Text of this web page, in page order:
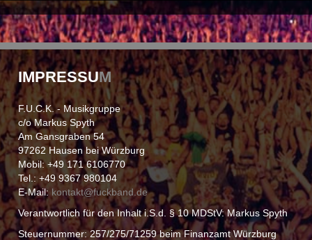
IMPRESSUM
F.U.C.K. - Musikgruppe
c/o Markus Spyth
Am Gansgraben 54
97262 Hausen bei Würzburg
Mobil: +49 171 6106770
Tel.: +49 9367 980104
E-Mail: kontakt@fuckband.de
Verantwortlich für den Inhalt i.S.d. § 10 MDStV: Markus Spyth
Steuernummer: 257/275/71259 beim Finanzamt Würzburg